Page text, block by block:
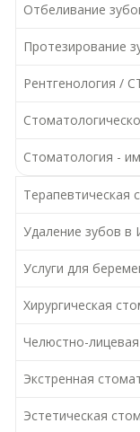
Отбеливание
Протезирование
Рентгенология /
Стоматология -
Терапевтическая
Удаление зубов в
Услуги для
Хирургическая
Челюстно-лицевая
Экстренная
Эстетическая